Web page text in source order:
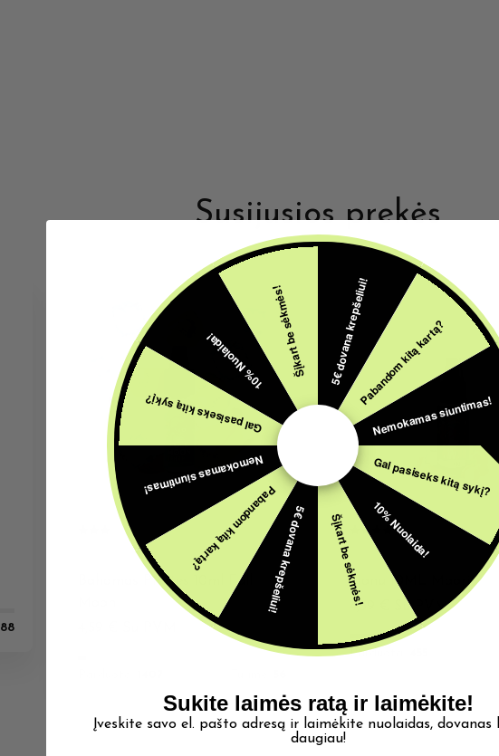
Susijusios prekės
88
Bahamas Pirates 10ml Full
AROMATAI
Honu 10ML Maori
4,39
Su PVM
Parduota:
5€ dovana krepšeliui!Pabandom kitą kartą?
Nemokamas siuntimas!
Gal pasiseks kitą sykį?
10% Nuolaida!
Šįkart be sėkmės!
5€ dovana krepšeliui!
Pabandom kitą kartą?
Nemokamas siuntimas!
Gal pasiseks kitą sykį?
10% Nuolaida!Šįkart be sėkmės!
Sukite laimės ratą ir laimėkite!
Įveskite savo el. pašto adresą ir laimėkite nuolaidas, dovanas
daugiau!